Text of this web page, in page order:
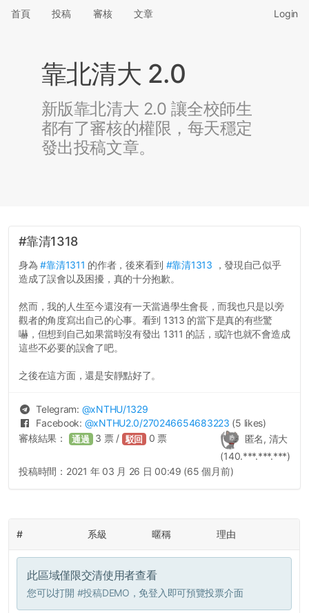
首頁 投稿 審核 文章 Login
靠北清大 2.0
新版靠北清大 2.0 讓全校師生
都有了審核的權限，每天穩定
發出投稿文章。
#靠清1318
身為#靠清1311 的作者，後來看到 #靠清1313 ，發現自己似乎
造成了誤會以及困擾，真的十分抱歉。
然而，我的人生至今還沒有一天當過學生會長，而我也只是以旁
觀者的角度寫出自己的心事。看到 1313 的當下是真的有些驚
嚇，但想到自己如果當時沒有發出 1311 的話，或許也就不會造成
這些不必要的誤會了吧。
之後在這方面，還是安靜點好了。
Telegram: @xNTHU/1329
Facebook: @xNTHU2.0/270246654683223 (5 likes)
匿名, 清大
(140.***.***.***)
審核結果： 通過 3 票 / 駁回 0 票
投稿時間： 2021 年 03 月 26 日 00:49 (65 個月前)
# 系級 暱稱 理由
此區域僅限交清使用者查看
您可以打開 #投稿DEMO ，免登入即可預覽投票介面